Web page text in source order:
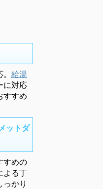
給湯
に対応
すすめ
ットダ
すめの
よる丁
かり